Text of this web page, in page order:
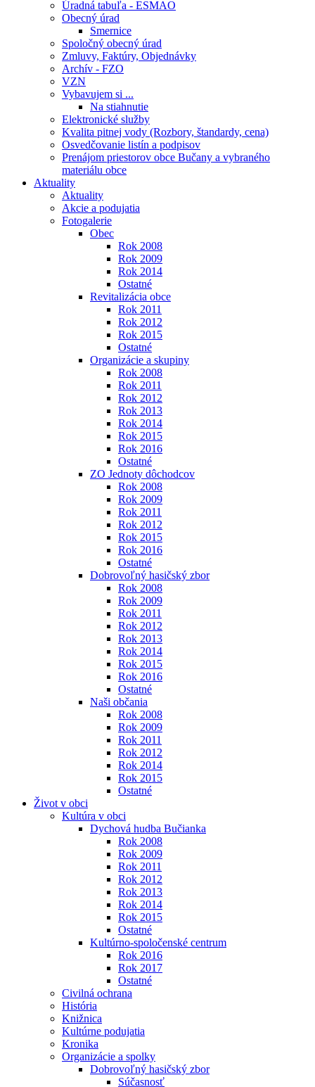
Úradná tabuľa - ESMAO
Obecný úrad
Smernice
Spoločný obecný úrad
Zmluvy, Faktúry, Objednávky
Archív - FZO
VZN
Vybavujem si ...
Na stiahnutie
Elektronické služby
Kvalita pitnej vody (Rozbory, štandardy, cena)
Osvedčovanie listín a podpisov
Prenájom priestorov obce Bučany a vybraného
materiálu obce
Aktuality
Aktuality
Akcie a podujatia
Fotogalerie
Obec
Rok 2008
Rok 2009
Rok 2014
Ostatné
Revitalizácia obce
Rok 2011
Rok 2012
Rok 2015
Ostatné
Organizácie a skupiny
Rok 2008
Rok 2011
Rok 2012
Rok 2013
Rok 2014
Rok 2015
Rok 2016
Ostatné
ZO Jednoty dôchodcov
Rok 2008
Rok 2009
Rok 2011
Rok 2012
Rok 2015
Rok 2016
Ostatné
Dobrovoľný hasičský zbor
Rok 2008
Rok 2009
Rok 2011
Rok 2012
Rok 2013
Rok 2014
Rok 2015
Rok 2016
Ostatné
Naši občania
Rok 2008
Rok 2009
Rok 2011
Rok 2012
Rok 2014
Rok 2015
Ostatné
Život v obci
Kultúra v obci
Dychová hudba Bučianka
Rok 2008
Rok 2009
Rok 2011
Rok 2012
Rok 2013
Rok 2014
Rok 2015
Ostatné
Kultúrno-spoločenské centrum
Rok 2016
Rok 2017
Ostatné
Civilná ochrana
História
Knižnica
Kultúrne podujatia
Kronika
Organizácie a spolky
Dobrovoľný hasičský zbor
Súčasnosť